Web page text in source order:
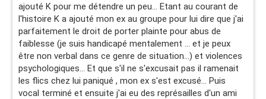
ajouté K pour me détendre un peu... Etant au courant de
l'histoire K a ajouté mon ex au groupe pour lui dire que j'ai
parfaitement le droit de porter plainte pour abus de
faiblesse (je suis handicapé mentalement ... et je peux
être non verbal dans ce genre de situation...) et violences
psychologiques... Et que s'il ne s'excusait pas il ramenait
les flics chez lui paniqué , mon ex s'est excusé... Puis
vocal terminé et ensuite j'ai eu des représailles d'un ami